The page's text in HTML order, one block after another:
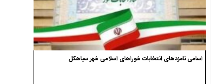
اسامی نامزدهای انتخابات شوراهای اسلامی شهر سیاهکل